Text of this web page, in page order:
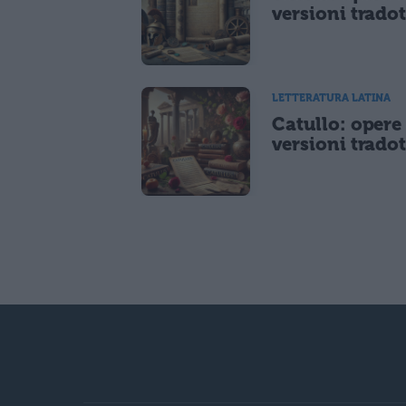
versioni
LETTERATURA LATINA
Catullo: opere
versioni